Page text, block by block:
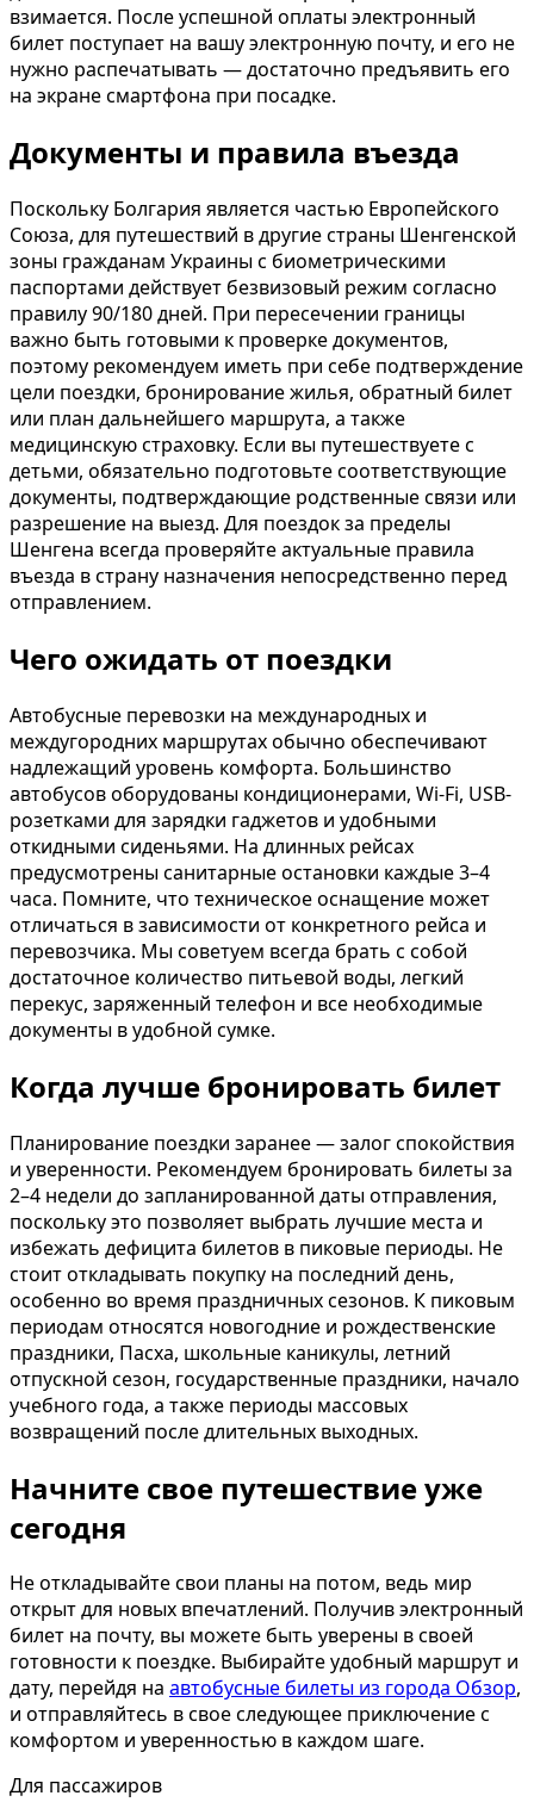
взимается. После успешной оплаты электронный
билет поступает на вашу электронную почту, и его не
нужно распечатывать — достаточно предъявить его
на экране смартфона при посадке.
Документы и правила въезда
Поскольку Болгария является частью Европейского
Союза, для путешествий в другие страны Шенгенской
зоны гражданам Украины с биометрическими
паспортами действует безвизовый режим согласно
правилу 90/180 дней. При пересечении границы
важно быть готовыми к проверке документов,
поэтому рекомендуем иметь при себе подтверждение
цели поездки, бронирование жилья, обратный билет
или план дальнейшего маршрута, а также
медицинскую страховку. Если вы путешествуете с
детьми, обязательно подготовьте соответствующие
документы, подтверждающие родственные связи или
разрешение на выезд. Для поездок за пределы
Шенгена всегда проверяйте актуальные правила
въезда в страну назначения непосредственно перед
отправлением.
Чего ожидать от поездки
Автобусные перевозки на международных и
междугородних маршрутах обычно обеспечивают
надлежащий уровень комфорта. Большинство
автобусов оборудованы кондиционерами, Wi-Fi, USB-
розетками для зарядки гаджетов и удобными
откидными сиденьями. На длинных рейсах
предусмотрены санитарные остановки каждые 3–4
часа. Помните, что техническое оснащение может
отличаться в зависимости от конкретного рейса и
перевозчика. Мы советуем всегда брать с собой
достаточное количество питьевой воды, легкий
перекус, заряженный телефон и все необходимые
документы в удобной сумке.
Когда лучше бронировать билет
Планирование поездки заранее — залог спокойствия
и уверенности. Рекомендуем бронировать билеты за
2–4 недели до запланированной даты отправления,
поскольку это позволяет выбрать лучшие места и
избежать дефицита билетов в пиковые периоды. Не
стоит откладывать покупку на последний день,
особенно во время праздничных сезонов. К пиковым
периодам относятся новогодние и рождественские
праздники, Пасха, школьные каникулы, летний
отпускной сезон, государственные праздники, начало
учебного года, а также периоды массовых
возвращений после длительных выходных.
Начните свое путешествие уже
сегодня
Не откладывайте свои планы на потом, ведь мир
открыт для новых впечатлений. Получив электронный
билет на почту, вы можете быть уверены в своей
готовности к поездке. Выбирайте удобный маршрут и
дату, перейдя на автобусные билеты из города Обзор,
и отправляйтесь в свое следующее приключение с
комфортом и уверенностью в каждом шаге.
Для пассажиров